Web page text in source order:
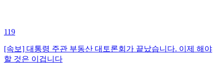
119
[속보] 대통령 주관 부동산 대토론회가 끝났습니다. 이제 해야
할 것은 이겁니다